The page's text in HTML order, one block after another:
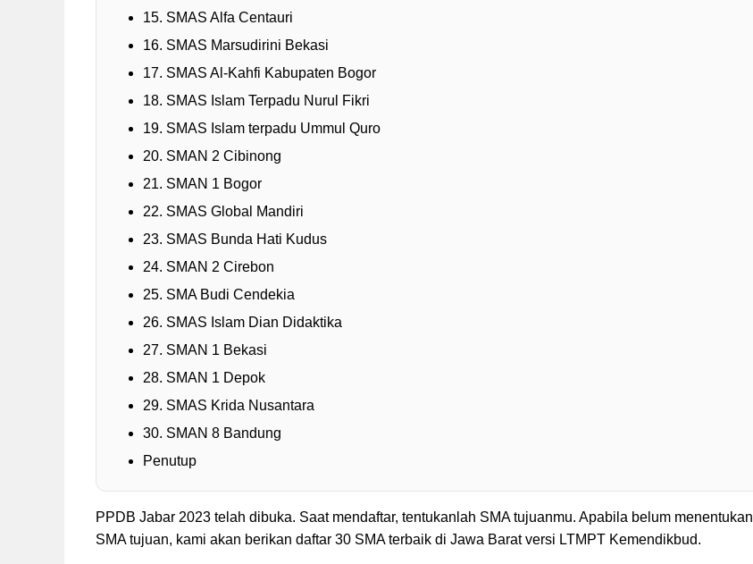
15. SMAS Alfa Centauri
16. SMAS Marsudirini Bekasi
17. SMAS Al-Kahfi Kabupaten Bogor
18. SMAS Islam Terpadu Nurul Fikri
19. SMAS Islam terpadu Ummul Quro
20. SMAN 2 Cibinong
21. SMAN 1 Bogor
22. SMAS Global Mandiri
23. SMAS Bunda Hati Kudus
24. SMAN 2 Cirebon
25. SMA Budi Cendekia
26. SMAS Islam Dian Didaktika
27. SMAN 1 Bekasi
28. SMAN 1 Depok
29. SMAS Krida Nusantara
30. SMAN 8 Bandung
Penutup
PPDB Jabar 2023 telah dibuka. Saat mendaftar, tentukanlah SMA tujuanmu. Apabila belum menentukan
SMA tujuan, kami akan berikan daftar 30 SMA terbaik di Jawa Barat versi LTMPT Kemendikbud.